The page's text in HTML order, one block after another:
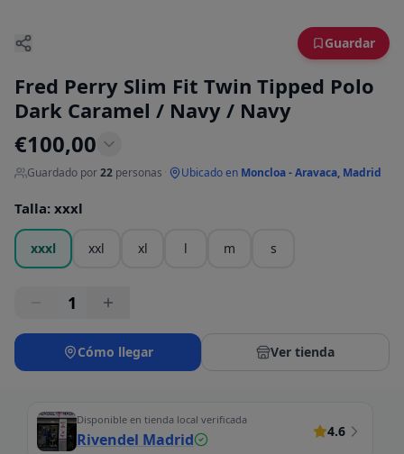
Guardar
Fred Perry Slim Fit Twin Tipped Polo
Dark Caramel / Navy / Navy
€100,00
Guardado por22 personas Ubicado en Moncloa - Aravaca, Madrid
Talla: xxxl
xxxl xxl xl l m s
1
Cómo llegar Ver tienda
Disponible en tienda local verificada
Rivendel Madrid 4.6